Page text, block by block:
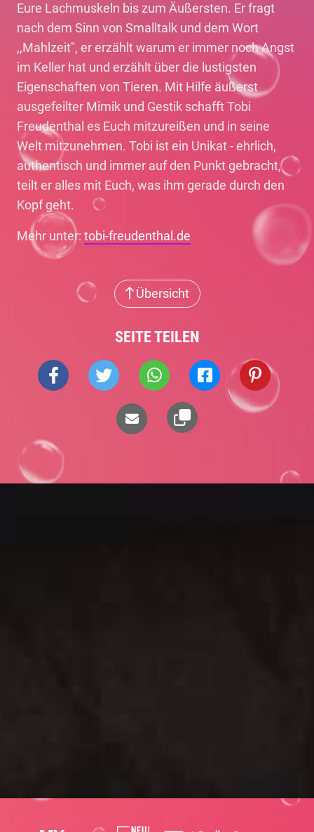
Eure Lachmuskeln bis zum Äußersten. Er fragt
nach dem Sinn von Smalltalk und dem Wort
,,Mahlzeit", er erzählt warum er immer noch Angst
im Keller hat und erzählt über die lustigsten
Eigenschaften von Tieren. Mit Hilfe äußerst
ausgefeilter Mimik und Gestik schafft Tobi
Freudenthal es Euch mitzureißen und in seine
Welt mitzunehmen. Tobi ist ein Unikat - ehrlich,
authentisch und immer auf den Punkt gebracht,
teilt er alles mit Euch, was ihm gerade durch den
Kopf geht.
Mehr unter: tobi-freudenthal.de
Übersicht
SEITE TEILEN